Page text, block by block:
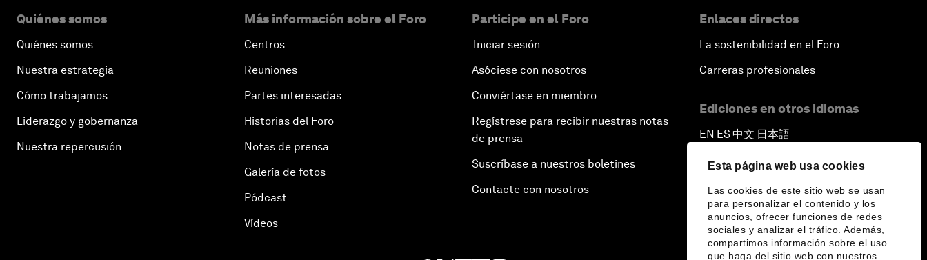
Esta página web usa cookies
Las cookies de este sitio web se usan
para personalizar el contenido y los
anuncios, ofrecer funciones de redes
sociales y analizar el tráfico. Además,
compartimos información sobre el uso
que haga del sitio web con nuestros
Quiénes somos
Quiénes somos
Nuestra estrategia
Cómo trabajamos
Liderazgo y gobernanza
Nuestra repercusión
Más información sobre el Foro
Centros
Reuniones
Partes interesadas
Historias del Foro
Notas de prensa
Galería de fotos
Pódcast
Vídeos
Participe en el Foro
Iniciar sesión
Asóciese con nosotros
Conviértase en miembro
Regístrese para recibir nuestras notas
de prensa
Suscríbase a nuestros boletines
Contacte con nosotros
Enlaces directos
La sostenibilidad en el Foro
Carreras profesionales
Ediciones en otros idiomas
EN ▪ES▪中文▪ 日本語